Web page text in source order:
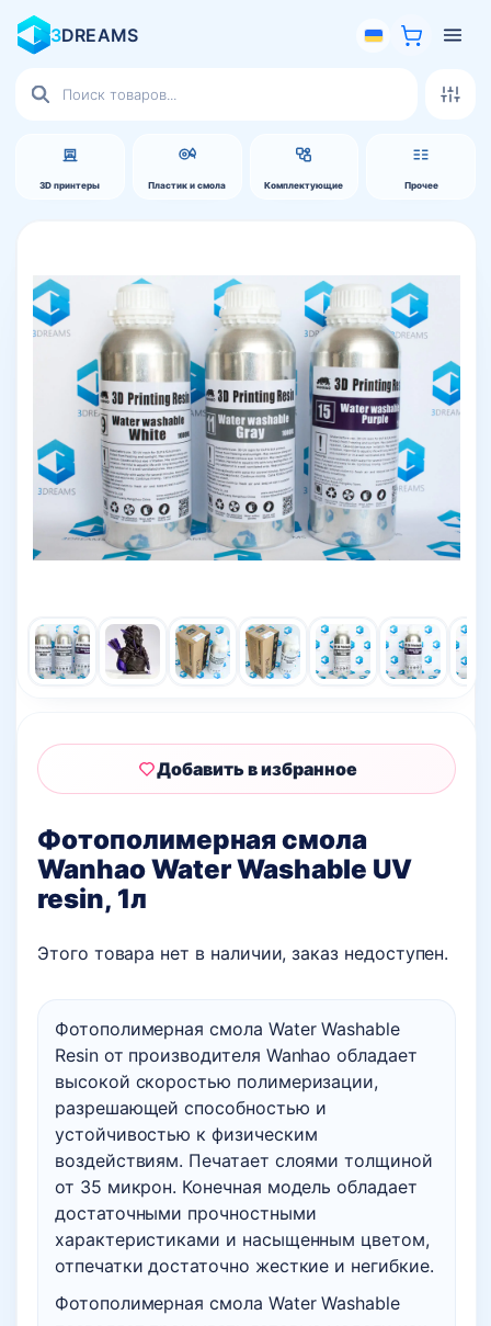
3DREAMS
3D принтеры Пластик и смола Комплектующие Прочее
товаров
Фотополимерная смола
Wanhao Water Washable UV
resin, 1л
Фотополимерная смола Water Washable
Resin от производителя Wanhao обладает
высокой скоростью полимеризации,
разрешающей способностью и
устойчивостью к физическим
воздействиям. Печатает слоями толщиной
от 35 микрон. Конечная модель обладает
достаточными прочностными
характеристиками и насыщенным цветом,
отпечатки достаточно жесткие и негибкие.
Фотополимерная смола Water Washable
Этого товара нет в наличии, заказ недоступен.
Добавить в избранное